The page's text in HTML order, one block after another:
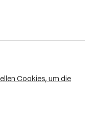
Cookies, um die